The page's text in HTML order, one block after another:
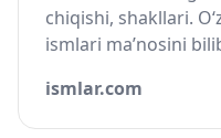
chiqishi, shakllari.
ismlari ma’nosini
ismlar.com